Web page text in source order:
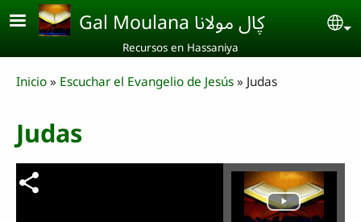
Skip to main content Gal Moulana ڮال مولانا
Recursos en Hassaniya
Breadcrumb
Inicio Escuchar el Evangelio de Jesús Judas
Judas